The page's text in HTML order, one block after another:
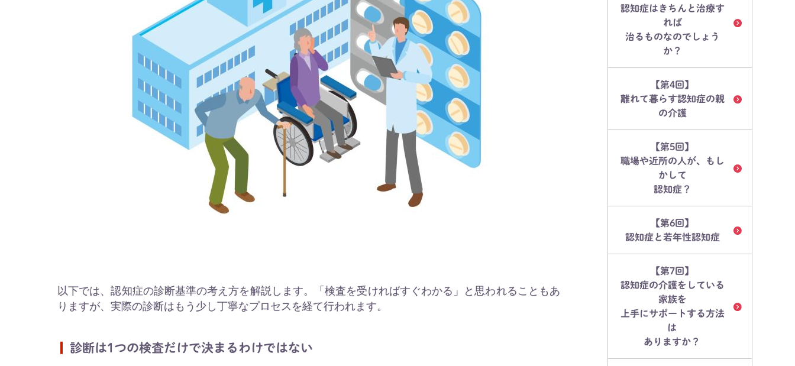
以下では、認知症の診断基準の考え方を解説します。「検査を受ければすぐわかる」と思われることもあ
りますが、実際の診断はもう少し丁寧なプロセスを経て行われます。
診断は1つの検査だけで決まるわけではない
認知症はきちんと治療す
れば
治るものなのでしょう
か？
【第4回】
離れて暮らす認知症の親
の介護
【第5回】
職場や近所の人が、もし
かして
認知症？
【第6回】
認知症と若年性認知症
【第7回】
認知症の介護をしている
家族を
上手にサポートする方法
は
ありますか？